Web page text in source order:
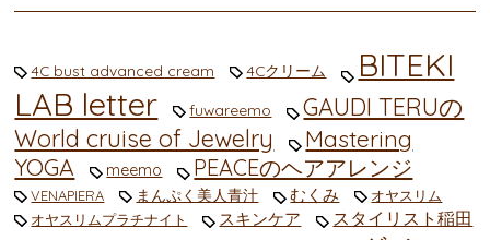
4C bust advanced cream 4Cクリーム
BITEKI
LAB letter
fuwareemo
GAUDI TERUの
World cruise of Jewelry
Mastering
YOGA
meemo PEACEのヘアアレンジ
VENAPIERA まんぷく美人青汁 むくみ
オヤスリム
オヤスリムプラチナイト
スキンケア スタイリスト稲田